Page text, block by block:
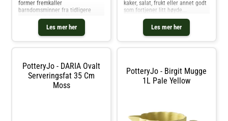
Les mer her
former fremkaller
barndomsminner fra tidligere
(grunnlegger av PotteryJo),
plukket ville blomster i de vakre
engene i Övermorjärv, Norrland
Les mer her
kaker, salat, frukt eller annet godt
som fortjener litt høyde...
PotteryJo - DARIA Ovalt
Serveringsfat 35 Cm
Moss
PotteryJo - Birgit Mugge
1L Pale Yellow